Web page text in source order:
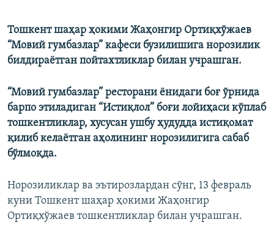
720p 1080p
720p
1080p
Тошкент шаҳар ҳокими Жаҳонгир Ортиқхўжаев
“Мовий гумбазлар” кафеси бузилишига норозилик
билдираётган пойтахтликлар билан учрашган.
“Мовий гумбазлар” ресторани ёнидаги боғ ўрнида
барпо этиладиган “Истиқлол” боғи лойиҳаси кўплаб
тошкентликлар, хусусан ушбу ҳудудда истиқомат
қилиб келаётган аҳолининг норозилигига сабаб
бўлмоқда.
Норозиликлар ва эътирозлардан сўнг, 13 февраль
куни Тошкент шаҳар ҳокими Жаҳонгир
Ортиқхўжаев тошкентликлар билан учрашган.